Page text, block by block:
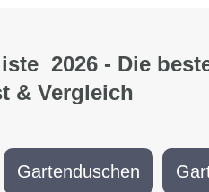
2026 - Die
& Vergleich
Gartenduschen